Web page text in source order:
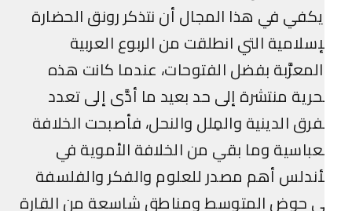
في هذا المجال أن نتذكر رونق الحضارة
التي انطلقت من الربوع العربية
بفضل الفتوحات، عندما كانت هذه
منتشرة إلى حد بعيد ما أدَّى إلى تعدد
الدينية والمِلل والنحل، فأصبحت الخلافة
وما بقي من الخلافة الأموية في
أهم مصدر للعلوم والفكر والفلسفة
حوض المتوسط ومناطق شاسعة من القارة